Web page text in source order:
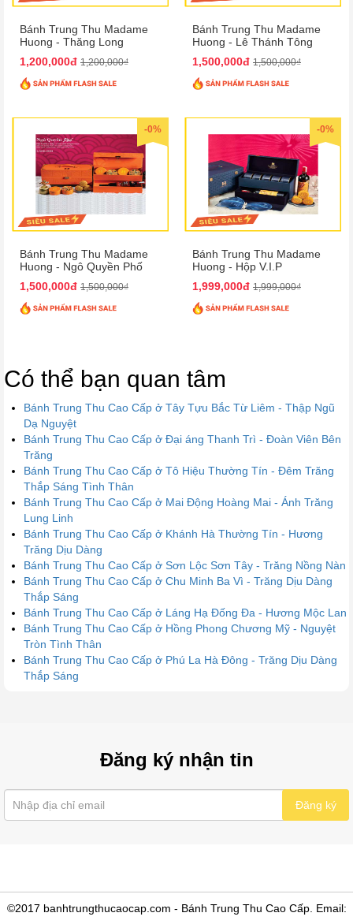
Bánh Trung Thu Madame
Huong - Thăng Long
1,200,000đ 1,200,000₫
Bánh Trung Thu Madame
Huong - Lê Thánh Tông
1,500,000đ 1,500,000₫
-0%
Bánh Trung Thu Madame
Huong - Ngô Quyền Phố
1,500,000đ 1,500,000₫
-0%
Bánh Trung Thu Madame
Huong - Hộp V.I.P
1,999,000đ 1,999,000₫
Có thể bạn quan tâm
Bánh Trung Thu Cao Cấp ở Tây Tựu Bắc Từ Liêm - Thập Ngũ
Dạ Nguyệt
Bánh Trung Thu Cao Cấp ở Đại áng Thanh Trì - Đoàn Viên Bên
Trăng
Bánh Trung Thu Cao Cấp ở Tô Hiệu Thường Tín - Đêm Trăng
Thắp Sáng Tình Thân
Bánh Trung Thu Cao Cấp ở Mai Động Hoàng Mai - Ánh Trăng
Lung Linh
Bánh Trung Thu Cao Cấp ở Khánh Hà Thường Tín - Hương
Trăng Dịu Dàng
Bánh Trung Thu Cao Cấp ở Sơn Lộc Sơn Tây - Trăng Nồng Nàn
Bánh Trung Thu Cao Cấp ở Chu Minh Ba Vì - Trăng Dịu Dàng
Thắp Sáng
Bánh Trung Thu Cao Cấp ở Láng Hạ Đống Đa - Hương Mộc Lan
Bánh Trung Thu Cao Cấp ở Hồng Phong Chương Mỹ - Nguyệt
Tròn Tình Thân
Bánh Trung Thu Cao Cấp ở Phú La Hà Đông - Trăng Dịu Dàng
Thắp Sáng
Đăng ký nhận tin
Đăng ký
©2017 banhtrungthucaocap.com - Bánh Trung Thu Cao Cấp. Email: